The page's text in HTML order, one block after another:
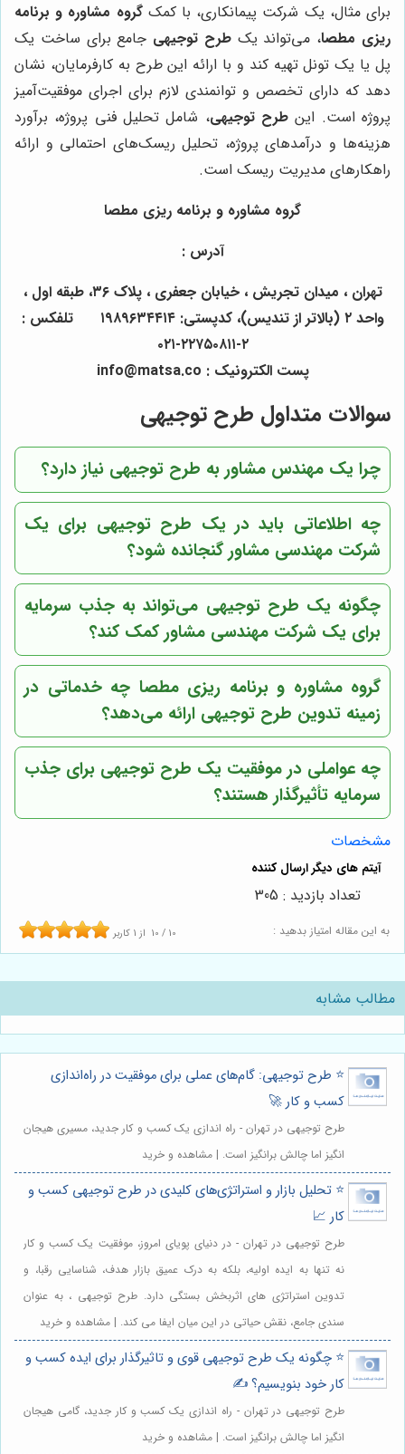
برای مثال، یک شرکت پیمانکاری، با کمکگروه مشاوره و برنامه
ریزی مطصا، می‌تواند یکطرح توجیهی جامع برای ساخت یک
پل یا یک تونل تهیه کند و با ارائه این طرح به کارفرمایان، نشان
دهد که دارای تخصص و توانمندی لازم برای اجرای موفقیت‌آمیز
پروژه است. این طرح توجیهی، شامل تحلیل فنی پروژه، برآورد
هزینه‌ها و درآمدهای پروژه، تحلیل ریسک‌های احتمالی و ارائه
راهکارهای مدیریت ریسک است.
گروه مشاوره و برنامه ریزی مطصا
آدرس :
تهران ، میدان تجریش ، خیابان جعفری ، پلاک ۳۶، طبقه اول ،
واحد ۲ (بالاتر از تندیس)، کدپستی: ۱۹۸۹۶۳۴۴۱۴ تلفکس :
۲-۲۲۷۵۰۸۱۱-۰۲۱
پست الکترونیک : info@matsa.co
سوالات متداول طرح توجیهی
چرا یک مهندس مشاور به طرح توجیهی نیاز دارد؟
چه اطلاعاتی باید در یک طرح توجیهی برای یک
شرکت مهندسی مشاور گنجانده شود؟
چگونه یک طرح توجیهی می‌تواند به جذب سرمایه
برای یک شرکت مهندسی مشاور کمک کند؟
گروه مشاوره و برنامه ریزی مطصا چه خدماتی در
زمینه تدوین طرح توجیهی ارائه می‌دهد؟
چه عواملی در موفقیت یک طرح توجیهی برای جذب
سرمایه تأثیرگذار هستند؟
مشخصات
به این مقاله امتیاز بدهید : 10 / 10 از 1 کاربر
تعداد بازدید : 305
مطالب مشابه
⭐️ طرح توجیهی: گام‌های عملی برای موفقیت در راه‌اندازی
کسب و کار 🚀
طرح توجیهی در تهران - راه اندازی یک کسب و کار جدید، مسیری هیجان
انگیز اما چالش برانگیز است. | مشاهده و خرید
⭐️ تحلیل بازار و استراتژی‌های کلیدی در طرح توجیهی کسب و
کار 📈
طرح توجیهی در تهران - در دنیای پویای امروز، موفقیت یک کسب و کار
نه تنها به ایده اولیه، بلکه به درک عمیق بازار هدف، شناسایی رقبا، و
تدوین استراتژی های اثربخش بستگی دارد. طرح توجیهی ، به عنوان
سندی جامع، نقش حیاتی در این میان ایفا می کند. | مشاهده و خرید
⭐️ چگونه یک طرح توجیهی قوی و تاثیرگذار برای ایده کسب و
کار خود بنویسیم؟ ✍️
طرح توجیهی در تهران - راه اندازی یک کسب و کار جدید، گامی هیجان
انگیز اما چالش برانگیز است. | مشاهده و خرید